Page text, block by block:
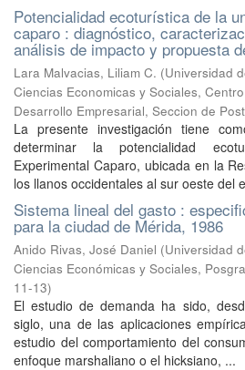
Potencialidad ecoturística de la
caparo : diagnóstico,
análisis de impacto y propuesta
Lara Malvacias, Liliam C. (Universidad
Ciencias Economicas y Sociales,
Desarrollo Empresarial, Seccion de
La presente investigación tiene
determinar la potencialidad
Experimental Caparo, ubicada en la
los llanos occidentales al sur oeste del
Sistema lineal del gasto :
para la ciudad de Mérida, 1986
Anido Rivas, José Daniel (Universidad
Ciencias Económicas y Sociales,
11-13)
El estudio de demanda ha sido,
siglo, una de las aplicaciones
estudio del comportamiento del
enfoque marshaliano o el hicksiano, ...